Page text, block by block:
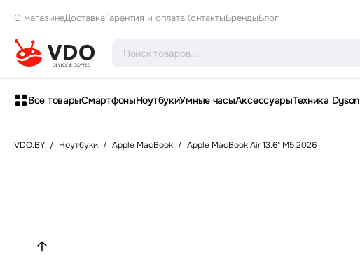
О магазинеДоставкаГарантия и оплатаКонтактыБрендыБлог
Все товарыСмартфоныНоутбукиУмные часыАксессуарыТехника Dyson
VDO.BY / Ноутбуки / Apple MacBook / Apple MacBook Air 13.6" M5 2026